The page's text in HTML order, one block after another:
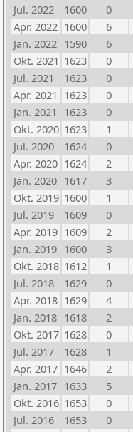
Jul. 2022
1600 0
Apr. 2022 1600 6
Jan. 2022 1590 6
Okt. 2021 1623 0
Jul. 2021
1623 0
Apr. 2021 1623 0
Jan. 2021
1623 0
Okt. 2020 1623 1
Jul. 2020
1624 0
Apr. 2020 1624 2
Jan. 2020 1617 3
Okt. 2019 1600 1
Jul. 2019
1609 0
Apr. 2019 1609 2
Jan. 2019 1600 3
Okt. 2018 1612 1
Jul. 2018
1629 0
Apr. 2018 1629 4
Jan. 2018 1618 2
Okt. 2017 1628 0
Jul. 2017
1628 1
Apr. 2017 1646 2
Jan. 2017 1633 5
Okt. 2016 1653 0
Jul. 2016
1653 0